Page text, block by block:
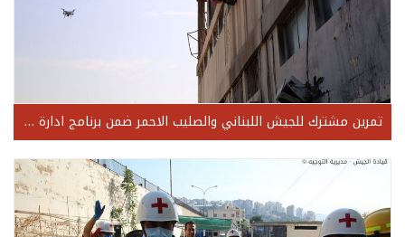
تمرين مشترك للجيش اللبناني والصليب الاحمر ضمن برنامج ادارة الكوارث منطقة جبل لبنان